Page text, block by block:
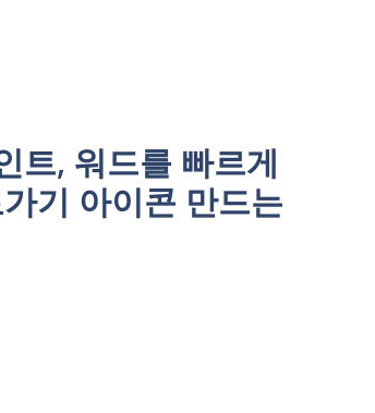
트, 워드를 빠르게
기 아이콘 만드는